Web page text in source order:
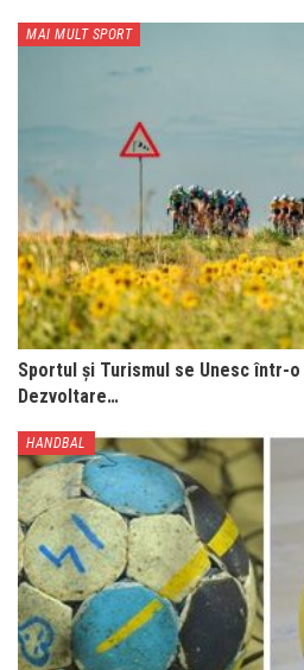
MAI MULT SPORT
Sportul și Turismul se Unesc într-
Dezvoltare…
HANDBAL